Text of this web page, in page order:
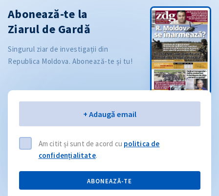
Abonează-te la
Ziarul de Gardă
Singurul ziar de investigații din
Republica Moldova. Abonează-te și tu!
+ Adaugă email
Am citit și sunt de acord cu politica de
confidențialitate.
ABONEAZĂ-TE